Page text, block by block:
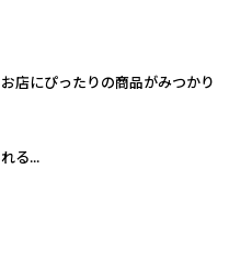
お店にぴったりの商品がみつかり
る...